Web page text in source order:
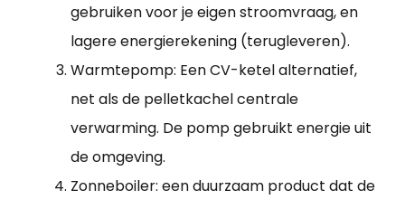
gebruiken voor je eigen stroomvraag, en
lagere energierekening (terugleveren).
Warmtepomp: Een CV-ketel alternatief,
net als de pelletkachel centrale
verwarming. De pomp gebruikt energie uit
de omgeving.
Zonneboiler: een duurzaam product dat de